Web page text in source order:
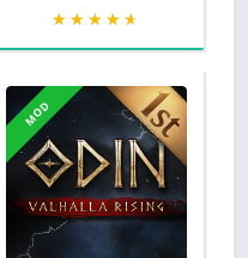
★★★★★
★★★★★
MOD